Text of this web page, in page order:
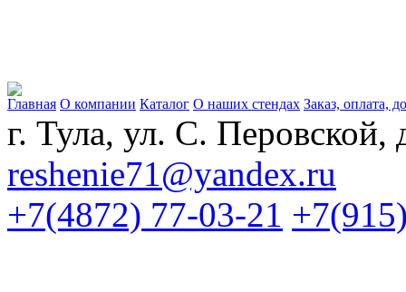
Главная О компании Каталог О наших стендах Заказ, оплата,
г. Тула, ул. С. Перовской,
reshenie71@yandex.ru
+7(4872) 77-03-21